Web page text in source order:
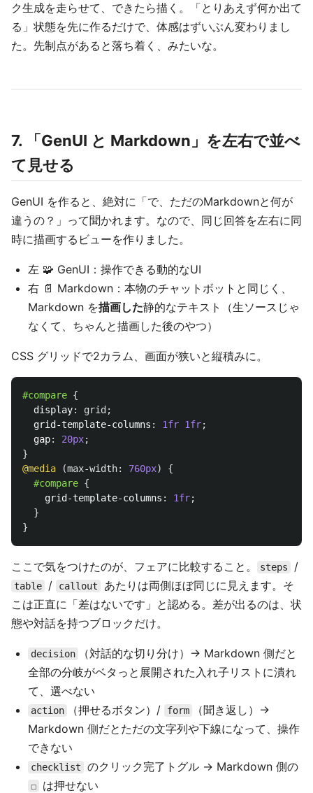
ク生成を走らせて、できたら描く。「とりあえず何か出て
る」状態を先に作るだけで、体感はずいぶん変わりまし
た。先制点があると落ち着く、みたいな。
7. 「GenUI と Markdown」を左右で並べ
て見せる
GenUI を作ると、絶対に「で、ただのMarkdownと何が
違うの？」って聞かれます。なので、同じ回答を左右に同
時に描画するビューを作りました。
左 🧩 GenUI：操作できる動的なUI
右 📄 Markdown：本物のチャットボットと同じく、
Markdown を描画した静的なテキスト（生ソースじゃ
なくて、ちゃんと描画した後のやつ）
CSS グリッドで2カラム、画面が狭いと縦積みに。
#compare {
display: grid ;
grid-template-columns : 1fr 1fr;
gap: 20px;
}
@media
(max-width: 760px)
{
#compare {
grid-template-columns : 1fr;
}
}
ここで気をつけたのが、フェアに比較すること。 steps /
table / callout
あたりは両側ほぼ同じに見えます。そ
こは正直に「差はないです」と認める。差が出るのは、状
態や対話を持つブロックだけ。
decision
（対話的な切り分け）→ Markdown 側だと
全部の分岐がベタっと展開された入れ子リストに潰れ
て、選べない
action （押せるボタン）/ form
（聞き返し）→
Markdown 側だとただの文字列や下線になって、操作
できない
checklist のクリック完了トグル → Markdown 側の
☐ は押せない